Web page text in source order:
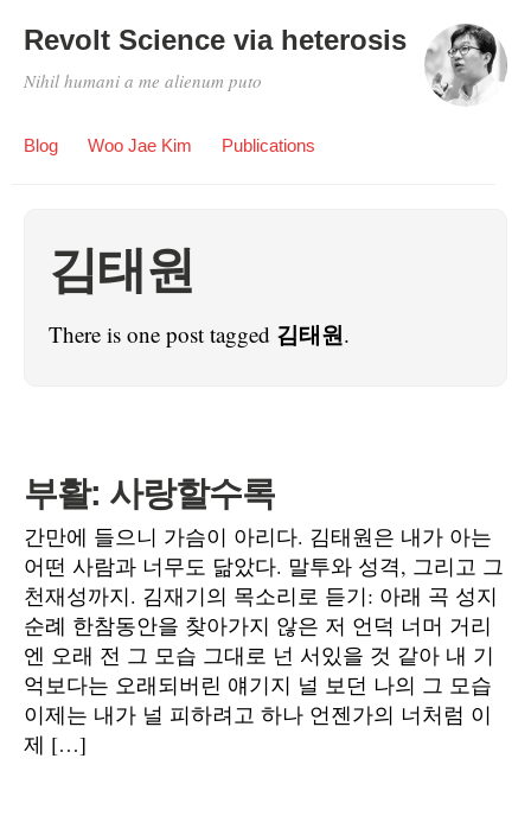
Revolt Science via heterosis
Nihil humani a me alienum puto
Blog Woo Jae Kim Publications
김태원
There is one post tagged 김태원.
부활: 사랑할수록
간만에 들으니 가슴이 아리다. 김태원은 내가 아는
어떤 사람과 너무도 닮았다. 말투와 성격, 그리고 그
천재성까지. 김재기의 목소리로 듣기: 아래 곡 성지
순례 한참동안을 찾아가지 않은 저 언덕 너머 거리
엔 오래 전 그 모습 그대로 넌 서있을 것 같아 내 기
억보다는 오래되버린 얘기지 널 보던 나의 그 모습
이제는 내가 널 피하려고 하나 언젠가의 너처럼 이
제 […]